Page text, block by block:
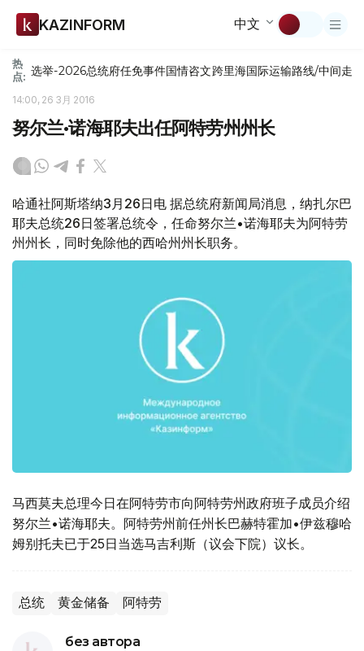
KAZINFORM 中文
热
点: 选举-2026总统府任免事件国情咨文跨里海国际运输路线/中间走廊
14:00, 26 3月 2016
努尔兰•诺海耶夫出任阿特劳州州长
哈通社阿斯塔纳3月26日电 据总统府新闻局消息，纳扎尔巴
耶夫总统26日签署总统令，任命努尔兰•诺海耶夫为阿特劳
州州长，同时免除他的西哈州州长职务。
马西莫夫总理今日在阿特劳市向阿特劳州政府班子成员介绍
努尔兰•诺海耶夫。阿特劳州前任州长巴赫特霍加•伊兹穆哈
姆别托夫已于25日当选马吉利斯（议会下院）议长。
总统 黄金储备 阿特劳
без автора